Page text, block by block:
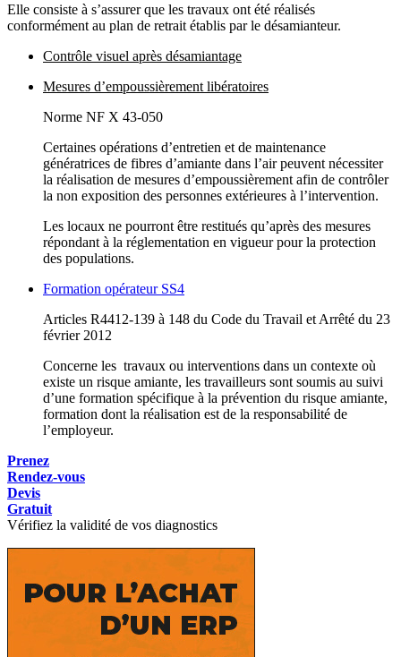
Elle consiste à s’assurer que les travaux ont été réalisés
conformément au plan de retrait établis par le désamianteur.
Contrôle visuel après désamiantage
Mesures d’empoussièrement libératoires
Norme NF X 43-050
Certaines opérations d’entretien et de maintenance
génératrices de fibres d’amiante dans l’air peuvent nécessiter
la réalisation de mesures d’empoussièrement afin de contrôler
la non exposition des personnes extérieures à l’intervention.
Les locaux ne pourront être restitués qu’après des mesures
répondant à la réglementation en vigueur pour la protection
des populations.
Formation opérateur SS4
Articles R4412-139 à 148 du Code du Travail et Arrêté du 23
février 2012
Concerne les travaux ou interventions dans un contexte où
existe un risque amiante, les travailleurs sont soumis au suivi
d’une formation spécifique à la prévention du risque amiante,
formation dont la réalisation est de la responsabilité de
l’employeur.
Prenez
Rendez-vous
Devis
Gratuit
Vérifiez la validité de vos diagnostics